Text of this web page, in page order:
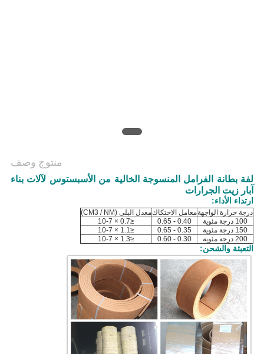
منتوج وصف
لفة بطانة الفرامل المنسوجة الخالية من الأسبستوس لآلات بناء
آبار زيت الجرارات
ارتداء الأداء:
درجة حرارة الواجهةمعامل الاحتكاكمعدل البلى (CM3 / NM)
100 درجة مئوية
0.40 - 0.65
≤0.7 × 10-7
150 درجة مئوية
0.35 - 0.65
≤1.1 × 10-7
200 درجة مئوية
0.30 - 0.60
≤1.3 × 10-7
التعبئة والشحن: